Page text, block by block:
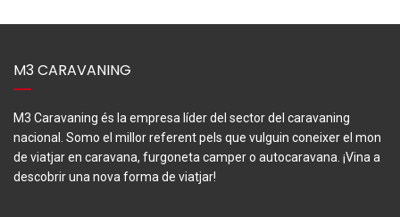
M3 CARAVANING
M3 Caravaning és la empresa líder del sector del caravaning
nacional. Somo el millor referent pels que vulguin coneixer el mon
de viatjar en caravana, furgoneta camper o autocaravana. ¡Vina a
descobrir una nova forma de viatjar!